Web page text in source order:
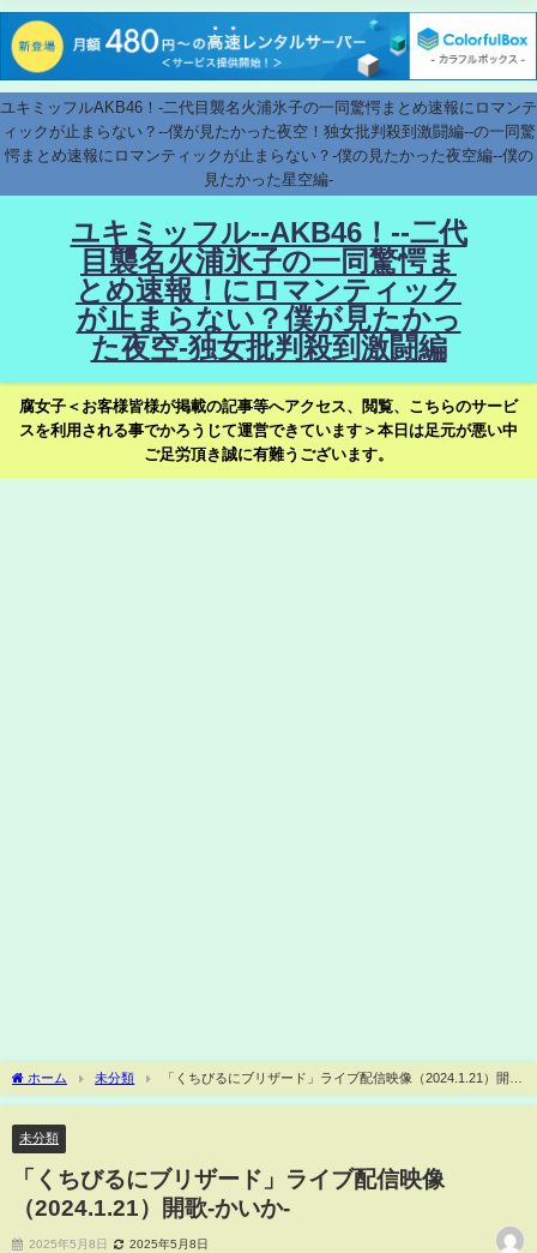
ユキミッフルAKB46！-二代目襲名火浦氷子の一同驚愕まとめ速報にロマンテ
ィックが止まらない？--僕が見たかった夜空！独女批判殺到激闘編--の一同驚
愕まとめ速報にロマンティックが止まらない？-僕の見たかった夜空編--僕の
見たかった星空編-
ユキミッフル--AKB46！--二代
目襲名火浦氷子の一同驚愕ま
とめ速報！にロマンティック
が止まらない？僕が見たかっ
た夜空-独女批判殺到激闘編
腐女子＜お客様皆様が掲載の記事等へアクセス、閲覧、こちらのサービ
スを利用される事でかろうじて運営できています＞本日は足元が悪い中
ご足労頂き誠に有難うございます。
ホーム 未分類
「くちびるにブリザード」ライブ配信映像（2024.1.21）開
歌-かいか-
未分類
「くちびるにブリザード」ライブ配信映像
（2024.1.21）開歌-かいか-
2025年5月8日 2025年5月8日